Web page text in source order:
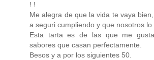
! !
Me alegra de que la vida te vaya
a seguri cumpliendo y que nosotros lo
Esta tarta es de las que me
sabores que casan perfectamente.
Besos y a por los siguientes 50.